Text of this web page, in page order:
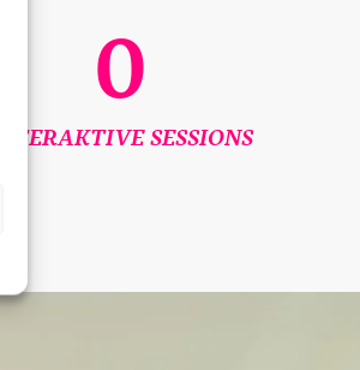
INTERAKTIVE SESSIONS
0